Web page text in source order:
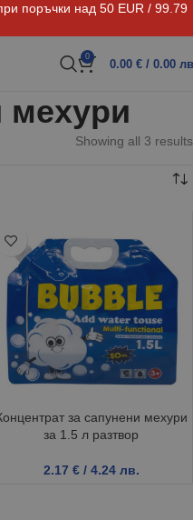
поръчки над 50 EUR / 99.79
0
0.00 € / 0.00
мехури
Showing all 3 results
за сапунени мехури
за 1.5 л разтвор
2.17 € / 4.24 лв.